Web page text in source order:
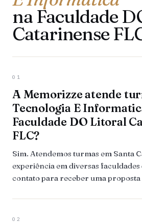
na Faculdade
Catarinense
01
A Memorizze atende
Tecnologia E
Faculdade DO Litoral
FLC?
Sim. Atendemos turmas em Santa
experiência em diversas
contato para receber uma
02